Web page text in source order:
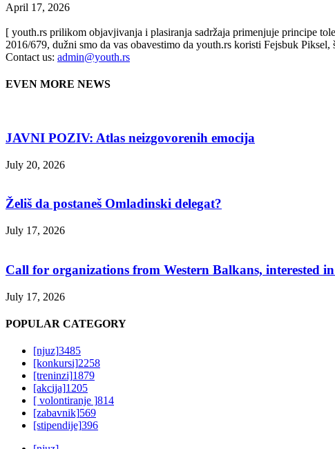
April 17, 2026
[ youth.rs prilikom objavjivanja i plasiranja sadržaja primenjuje principe
2016/679, dužni smo da vas obavestimo da youth.rs koristi Fejsbuk
Contact us: admin@youth.rs
EVEN MORE NEWS
JAVNI POZIV: Atlas neizgovorenih emocija
July 20, 2026
Želiš da postaneš Omladinski delegat?
July 17, 2026
Call for organizations from Western Balkans, interested
July 17, 2026
POPULAR CATEGORY
[njuz]3485
[konkursi]2258
[treninzi]1879
[akcija]1205
[ volontiranje ]814
[zabavnik]569
[stipendije]396